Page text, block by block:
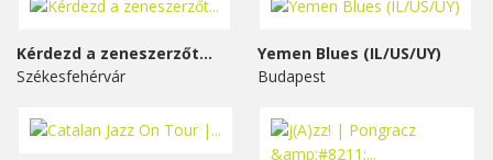
Kérdezd a zeneszerzőt...
Székesfehérvár
Yemen Blues (IL/US/UY)
Budapest